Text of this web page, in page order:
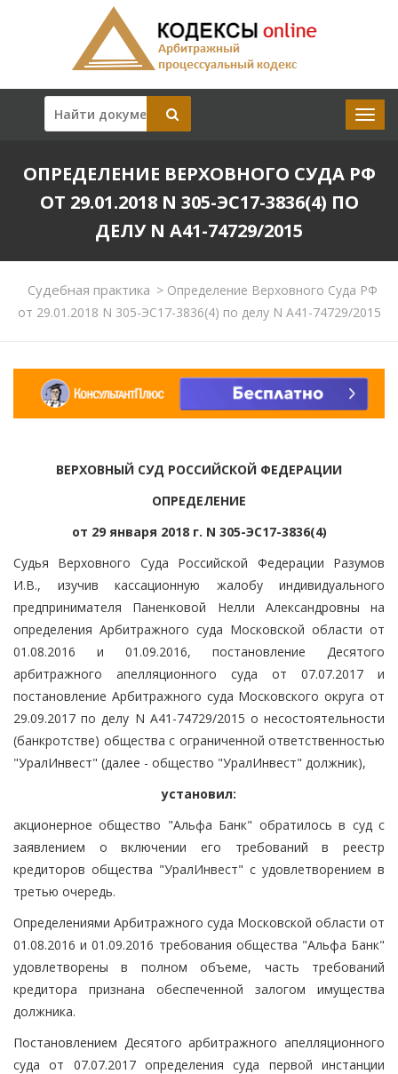
ОПРЕДЕЛЕНИЕ ВЕРХОВНОГО СУДА РФ
ОТ 29.01.2018 N 305-ЭС17-3836(4) ПО
ДЕЛУ N А41-74729/2015
Судебная практика >Определение Верховного Суда РФ
от 29.01.2018 N 305-ЭС17-3836(4) по делу N А41-74729/2015
ВЕРХОВНЫЙ СУД РОССИЙСКОЙ ФЕДЕРАЦИИ
ОПРЕДЕЛЕНИЕ
от 29 января 2018 г. N 305-ЭС17-3836(4)
Судья Верховного Суда Российской Федерации Разумов
И.В., изучив кассационную жалобу индивидуального
предпринимателя Паненковой Нелли Александровны на
определения Арбитражного суда Московской области от
01.08.2016 и 01.09.2016, постановление Десятого
арбитражного апелляционного суда от 07.07.2017 и
постановление Арбитражного суда Московского округа от
29.09.2017 по делу N А41-74729/2015 о несостоятельности
(банкротстве) общества с ограниченной ответственностью
"УралИнвест" (далее - общество "УралИнвест" должник),
установил:
акционерное общество "Альфа Банк" обратилось в суд с
заявлением о включении его требований в реестр
кредиторов общества "УралИнвест" с удовлетворением в
третью очередь.
Определениями Арбитражного суда Московской области от
01.08.2016 и 01.09.2016 требования общества "Альфа Банк"
удовлетворены в полном объеме, часть требований
кредитора признана обеспеченной залогом имущества
должника.
Постановлением Десятого арбитражного апелляционного
суда от 07.07.2017 определения суда первой инстанции